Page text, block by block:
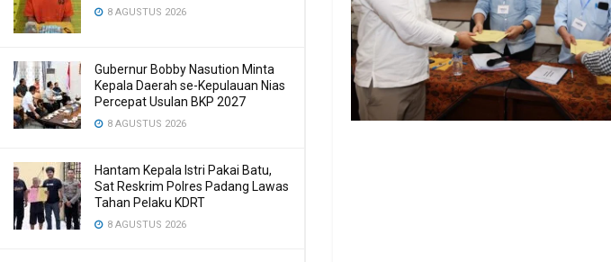
8 AGUSTUS 2026
Gubernur Bobby Nasution Minta
Kepala Daerah se-Kepulauan Nias
Percepat Usulan BKP 2027
8 AGUSTUS 2026
Hantam Kepala Istri Pakai Batu,
Sat Reskrim Polres Padang Lawas
Tahan Pelaku KDRT
8 AGUSTUS 2026